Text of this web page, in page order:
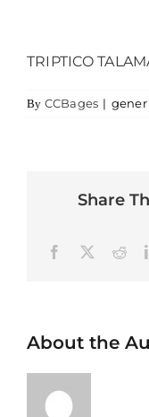
TRIPTICO
By CCBages | gener
Share
Facebook
About the